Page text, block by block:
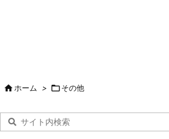
ホーム > その他